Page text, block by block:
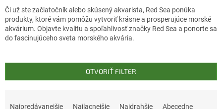
Či už ste začiatočník alebo skúsený akvarista, Red Sea ponúka
produkty, ktoré vám pomôžu vytvoriť krásne a prosperujúce morské
akvárium. Objavte kvalitu a spoľahlivosť značky Red Sea a ponorte sa
do fascinujúceho sveta morského akvária.
OTVORIŤ FILTER
Najpredávanejšie Najlacnejšie Najdrahšie Abecedne